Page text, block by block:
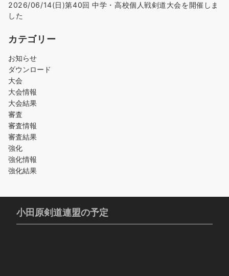
2026/06/14(日)第40回 中学・高校個人戦剣道大会を開催しま
した
カテゴリー
お知らせ
ダウンロード
大会
大会情報
大会結果
審査
審査情報
審査結果
強化
強化情報
強化結果
小田原剣道連盟の予定